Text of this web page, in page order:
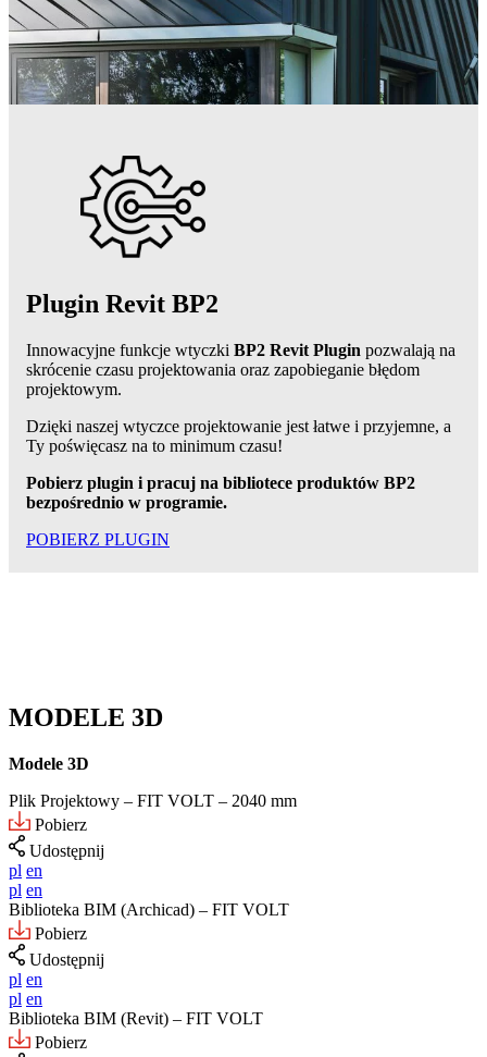
Plugin Revit BP2
Innowacyjne funkcje wtyczki BP2 Revit Plugin pozwalają na
skrócenie czasu projektowania oraz zapobieganie błędom
projektowym.
Dzięki naszej wtyczce projektowanie jest łatwe i przyjemne, a
Ty poświęcasz na to minimum czasu!
Pobierz plugin i pracuj na bibliotece produktów BP2
bezpośrednio w programie.
POBIERZ PLUGIN
MODELE 3D
Modele 3D
Plik Projektowy – FIT VOLT – 2040 mm
Pobierz
Udostępnij
pl en
pl en
Biblioteka BIM (Archicad) – FIT VOLT
Pobierz
Udostępnij
pl en
pl en
Biblioteka BIM (Revit) – FIT VOLT
Pobierz